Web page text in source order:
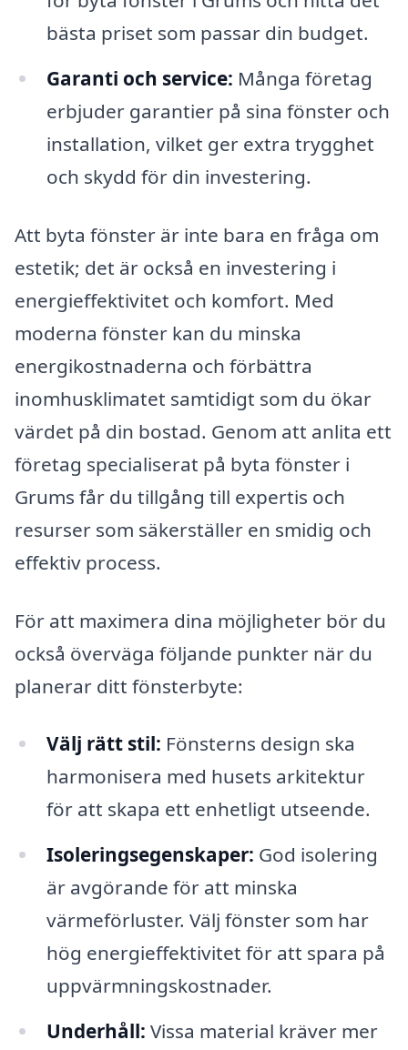
bästa priset som passar din budget.
Garanti och service: Många företag
erbjuder garantier på sina fönster och
installation, vilket ger extra trygghet
och skydd för din investering.
Att byta fönster är inte bara en fråga om
estetik; det är också en investering i
energieffektivitet och komfort. Med
moderna fönster kan du minska
energikostnaderna och förbättra
inomhusklimatet samtidigt som du ökar
värdet på din bostad. Genom att anlita ett
företag specialiserat på byta fönster i
Grums får du tillgång till expertis och
resurser som säkerställer en smidig och
effektiv process.
För att maximera dina möjligheter bör du
också överväga följande punkter när du
planerar ditt fönsterbyte:
Välj rätt stil: Fönsterns design ska
harmonisera med husets arkitektur
för att skapa ett enhetligt utseende.
Isoleringsegenskaper: God isolering
är avgörande för att minska
värmeförluster. Välj fönster som har
hög energieffektivitet för att spara på
uppvärmningskostnader.
Underhåll: Vissa material kräver mer